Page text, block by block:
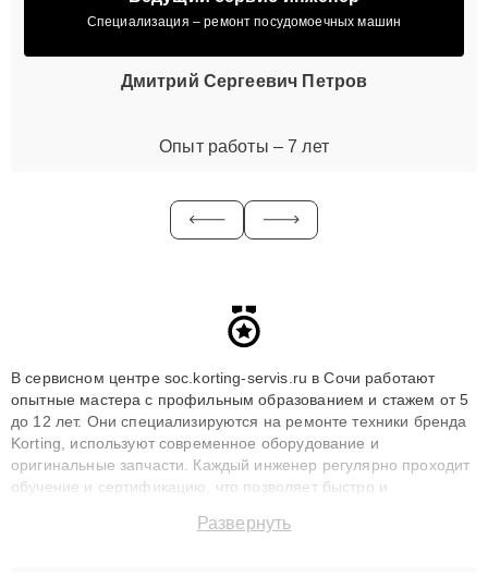
Специализация – ремонт посудомоечных машин
Дмитрий Сергеевич Петров
Опыт работы – 7 лет
В сервисном центре soc.korting-servis.ru в Сочи работают
опытные мастера с профильным образованием и стажем от 5
до 12 лет. Они специализируются на ремонте техники бренда
Korting, используют современное оборудование и
оригинальные запчасти. Каждый инженер регулярно проходит
обучение и сертификацию, что позволяет быстро и
сохранением гарантии до 3 лет. Наши мастера решают
Развернуть